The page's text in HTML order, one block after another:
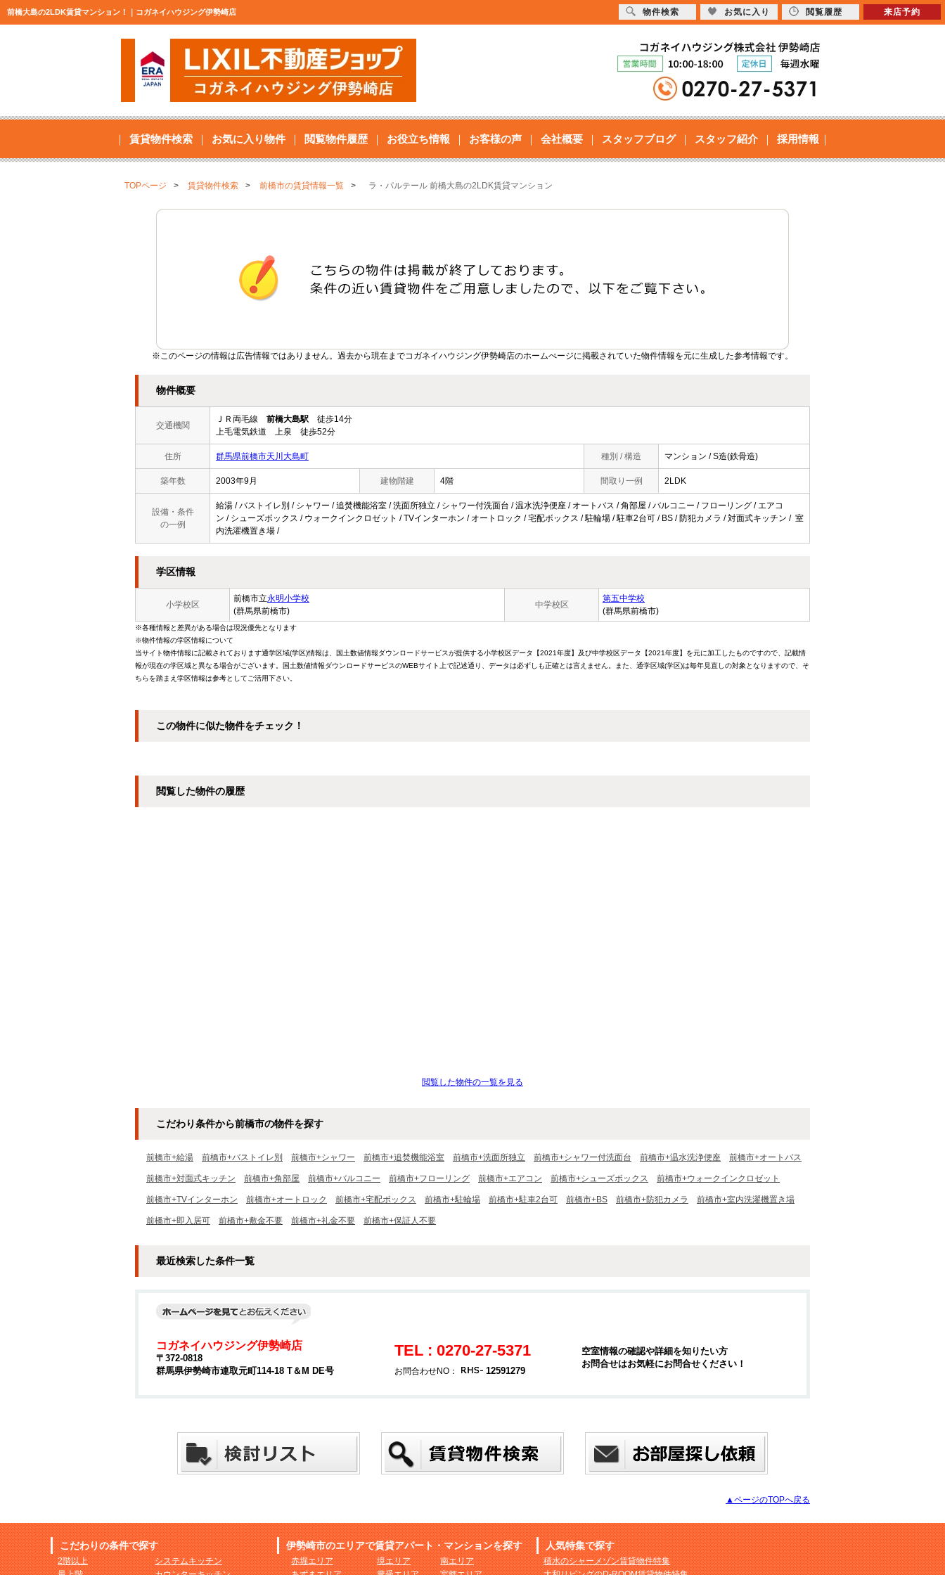
前橋大島の2LDK賃貸マンション！｜コガネイハウジング伊勢崎店
賃貸物件検索 お気に入り物件 閲覧物件履歴 お役立ち情報 お客様の声 会社概要 スタッフブログ スタッフ紹介 採用情報
TOPページ 賃貸物件検索 前橋市の賃貸情報一覧 ラ・パルテール 前橋大島の2LDK賃貸マンション
※このページの情報は広告情報ではありません。過去から現在までコガネイハウジング伊勢崎店のホームぺージに掲載されていた物件情報を元に生成した参考情報です。
物件概要
交通機関
ＪＲ両毛線 前橋大島駅 徒歩14分
上毛電気鉄道 上泉 徒歩52分
住所 群馬県前橋市天川大島町 種別 / 構造 マンション / S造(鉄骨造)
築年数 2003年9月 建物階建 4階 間取り一例 2LDK
設備・条件
の一例
給湯 / バストイレ別 / シャワー / 追焚機能浴室 / 洗面所独立 / シャワー付洗面台 / 温水洗浄便座 / オートバス / 角部屋 / バルコニー / フローリング / エアコ
ン / シューズボックス / ウォークインクロゼット / TVインターホン / オートロック / 宅配ボックス / 駐輪場 / 駐車2台可 / BS / 防犯カメラ / 対面式キッチン / 室
内洗濯機置き場 /
学区情報
小学校区
前橋市立永明小学校
(群馬県前橋市)
中学校区
第五中学校
(群馬県前橋市)
※各種情報と差異がある場合は現況優先となります
※物件情報の学区情報について
当サイト物件情報に記載されております通学区域(学区)情報は、国土数値情報ダウンロードサービスが提供する小学校区データ【2021年度】及び中学校区データ【2021年度】を元に加工したものですので、記載情
報が現在の学区域と異なる場合がございます。国土数値情報ダウンロードサービスのWEBサイト上で記述通り、データは必ずしも正確とは言えません。また、通学区域(学区)は毎年見直しの対象となりますので、そ
ちらを踏まえ学区情報は参考としてご活用下さい。
この物件に似た物件をチェック！
閲覧した物件の履歴
閲覧した物件の一覧を見る
こだわり条件から前橋市の物件を探す
前橋市+給湯 前橋市+バストイレ別 前橋市+シャワー 前橋市+追焚機能浴室 前橋市+洗面所独立 前橋市+シャワー付洗面台 前橋市+温水洗浄便座 前橋市+オートバス
前橋市+対面式キッチン 前橋市+角部屋 前橋市+バルコニー 前橋市+フローリング 前橋市+エアコン 前橋市+シューズボックス 前橋市+ウォークインクロゼット
前橋市+TVインターホン 前橋市+オートロック 前橋市+宅配ボックス 前橋市+駐輪場 前橋市+駐車2台可 前橋市+BS 前橋市+防犯カメラ 前橋市+室内洗濯機置き場
前橋市+即入居可 前橋市+敷金不要 前橋市+礼金不要 前橋市+保証人不要
最近検索した条件一覧
コガネイハウジング伊勢崎店
〒372-0818
群馬県伊勢崎市連取元町114-18 T＆M DE号
TEL : 0270-27-5371
お問合わせNO： 12591279
空室情報の確認や詳細を知りたい方
お問合せはお気軽にお問合せください！
▲ページのTOPへ戻る
こだわりの条件で探す
2階以上
システムキッチン
伊勢崎市のエリアで賃貸アパート・マンションを探す
赤堀エリア
境エリア
南エリア
人気特集で探す
積水のシャーメゾン賃貸物件特集
物件検索 お気に入り 閲覧履歴 来店予約